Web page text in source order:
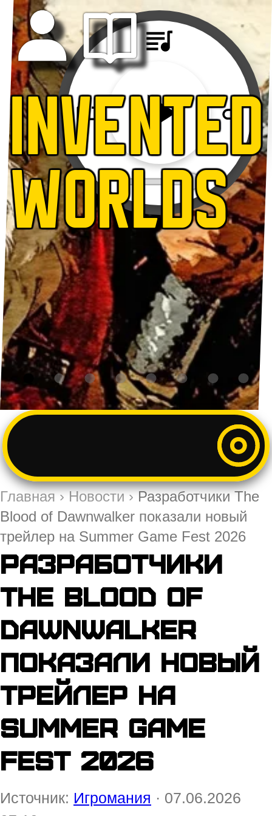
INVENTED
WORLDS
Главная›Новости›Разработчики The
Blood of Dawnwalker показали новый
трейлер на Summer Game Fest 2026
Разработчики
The Blood of
Dawnwalker
показали новый
трейлер на
Summer Game
Fest 2026
Источник: Игромания · 07.06.2026